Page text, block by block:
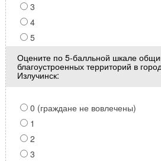
3
4
5
Оцените по 5-балльной шкале
благоустроенных территорий в
Излучинск:
0 (граждане не вовлечены)
1
2
3